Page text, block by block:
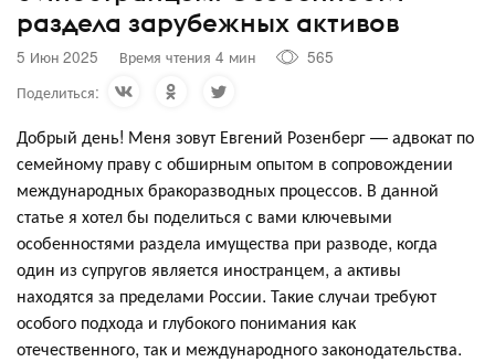
раздела зарубежных активов
5 Июн 2025 Время чтения 4 мин
565
Поделиться:
Добрый день! Меня зовут Евгений Розенберг — адвокат по
семейному праву с обширным опытом в сопровождении
международных бракоразводных процессов. В данной
статье я хотел бы поделиться с вами ключевыми
особенностями раздела имущества при разводе, когда
один из супругов является иностранцем, а активы
находятся за пределами России. Такие случаи требуют
особого подхода и глубокого понимания как
отечественного, так и международного законодательства.